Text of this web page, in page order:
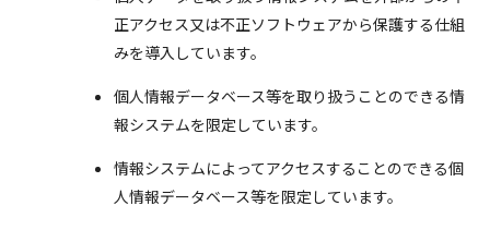
正アクセス又は不正ソフトウェアから保護する仕組
みを導入しています。
個人情報データベース等を取り扱うことのできる情
報システムを限定しています。
情報システムによってアクセスすることのできる個
人情報データベース等を限定しています。